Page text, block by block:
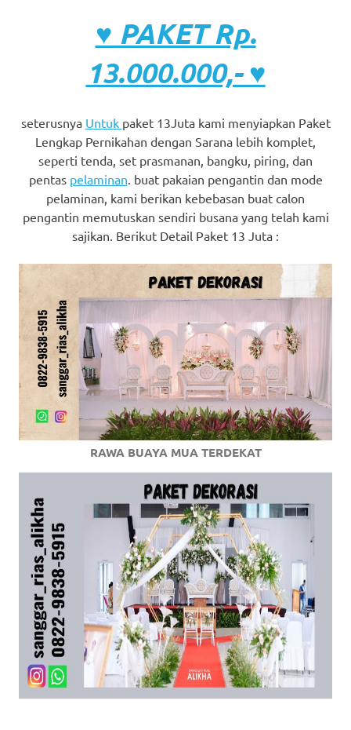
♥ PAKET Rp.
13.000.000,- ♥
seterusnya Untuk paket 13Juta kami menyiapkan Paket
Lengkap Pernikahan dengan Sarana lebih komplet,
seperti tenda, set prasmanan, bangku, piring, dan
pentas pelaminan . buat pakaian pengantin dan mode
pelaminan, kami berikan kebebasan buat calon
pengantin memutuskan sendiri busana yang telah kami
sajikan. Berikut Detail Paket 13 Juta :
RAWA BUAYA MUA TERDEKAT